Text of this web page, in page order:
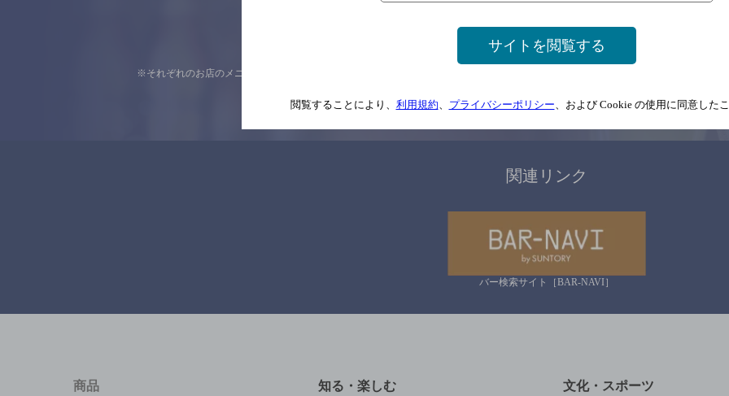
サイトマップ ご意見・ご感想 利用規約
※それぞれのお店のメニューや営業時間などの掲載情報については、 念のためお店にご確
情報提供：ぐるなび
関連リンク
バー検索サイト［BAR-NAVI］
商品 知る・楽しむ 文化・スポーツ
サイトを閲覧する
閲覧することにより、 利用規約 プライバシーポリシー 、および Cookie の使用に同意した